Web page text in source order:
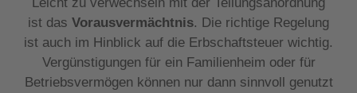
ist das Vorausvermächtnis. Die richtige Regelung
ist auch im Hinblick auf die Erbschaftsteuer wichtig.
Vergünstigungen für ein Familienheim oder für
Betriebsvermögen können nur dann sinnvoll genutzt